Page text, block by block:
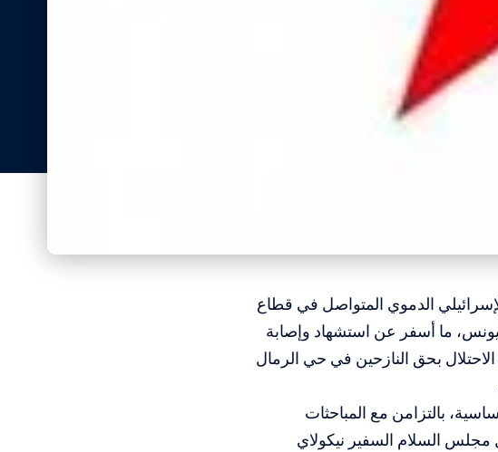
الدموي المتواصل في قطاع
ما أسفر عن استشهاد وإصابة
بحق النازحين في حي الرمال
بالتزامن مع المباحثات
مجلس السلام السفير نيكولاي